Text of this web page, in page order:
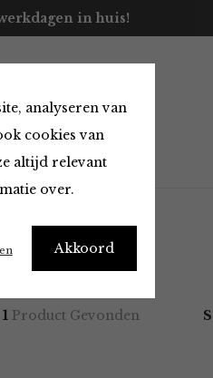
analyseren van
cookies van
altijd relevant
over.
Akkoord
in huis!
1 Product Gevonden